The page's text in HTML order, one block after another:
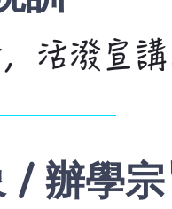
/ 辦學